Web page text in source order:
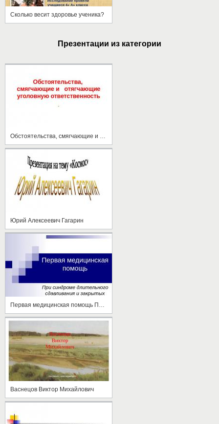
Сколько весит здоровье ученика?
Презентации из категории
Юрий Алексеевич Гагарин
Васнецов Виктор Михайлович